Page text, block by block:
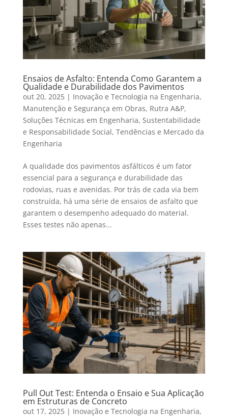
Ensaios de Asfalto: Entenda Como Garantem a
Qualidade e Durabilidade dos Pavimentos
out 20, 2025| Inovação e Tecnologia na Engenharia,
Manutenção e Segurança em Obras, Rutra A&P,
Soluções Técnicas em Engenharia, Sustentabilidade
e Responsabilidade Social, Tendências e Mercado da
Engenharia
A qualidade dos pavimentos asfálticos é um fator
essencial para a segurança e durabilidade das
rodovias, ruas e avenidas. Por trás de cada via bem
construída, há uma série de ensaios de asfalto que
garantem o desempenho adequado do material.
Esses testes não apenas...
Pull Out Test: Entenda o Ensaio e Sua Aplicação
em Estruturas de Concreto
out 17, 2025| Inovação e Tecnologia na Engenharia,